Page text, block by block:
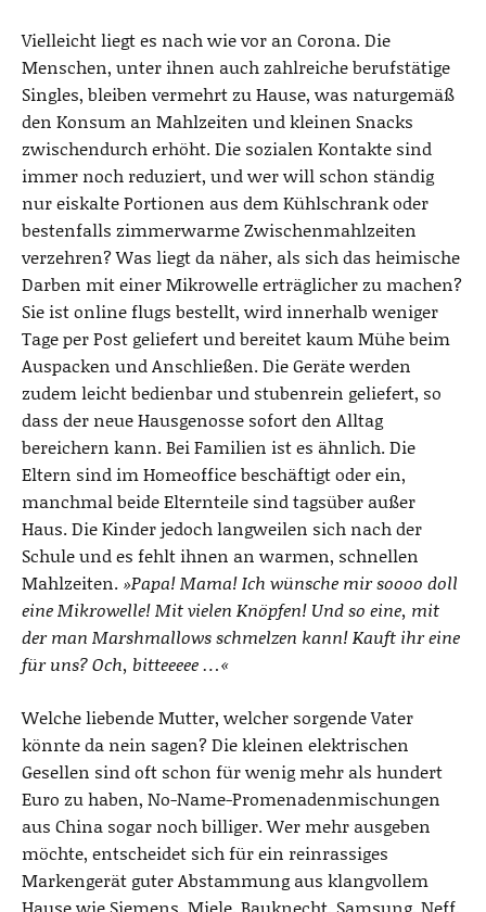
Vielleicht liegt es nach wie vor an Corona. Die
Menschen, unter ihnen auch zahlreiche berufstätige
Singles, bleiben vermehrt zu Hause, was naturgemäß
den Konsum an Mahlzeiten und kleinen Snacks
zwischendurch erhöht. Die sozialen Kontakte sind
immer noch reduziert, und wer will schon ständig
nur eiskalte Portionen aus dem Kühlschrank oder
bestenfalls zimmerwarme Zwischenmahlzeiten
verzehren? Was liegt da näher, als sich das heimische
Darben mit einer Mikrowelle erträglicher zu machen?
Sie ist online flugs bestellt, wird innerhalb weniger
Tage per Post geliefert und bereitet kaum Mühe beim
Auspacken und Anschließen. Die Geräte werden
zudem leicht bedienbar und stubenrein geliefert, so
dass der neue Hausgenosse sofort den Alltag
bereichern kann. Bei Familien ist es ähnlich. Die
Eltern sind im Homeoffice beschäftigt oder ein,
manchmal beide Elternteile sind tagsüber außer
Haus. Die Kinder jedoch langweilen sich nach der
Schule und es fehlt ihnen an warmen, schnellen
Mahlzeiten. »Papa! Mama! Ich wünsche mir soooo doll
eine Mikrowelle! Mit vielen Knöpfen! Und so eine, mit
der man Marshmallows schmelzen kann! Kauft ihr eine
für uns? Och, bitteeeee …«
Welche liebende Mutter, welcher sorgende Vater
könnte da nein sagen? Die kleinen elektrischen
Gesellen sind oft schon für wenig mehr als hundert
Euro zu haben, No-Name-Promenadenmischungen
aus China sogar noch billiger. Wer mehr ausgeben
möchte, entscheidet sich für ein reinrassiges
Markengerät guter Abstammung aus klangvollem
Hause wie Siemens, Miele, Bauknecht, Samsung, Neff,